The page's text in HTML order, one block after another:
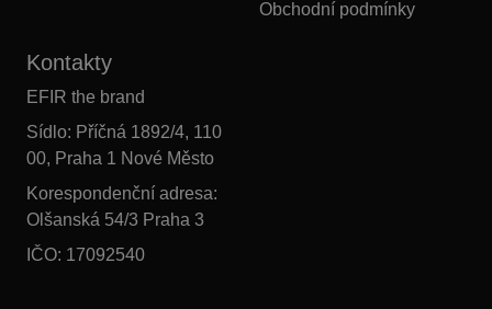
Obchodní podmínky
Kontakty
EFIR the brand
Sídlo: Příčná 1892/4, 110
00, Praha 1 Nové Město
Korespondenční adresa:
Olšanská 54/3 Praha 3
IČO: 17092540